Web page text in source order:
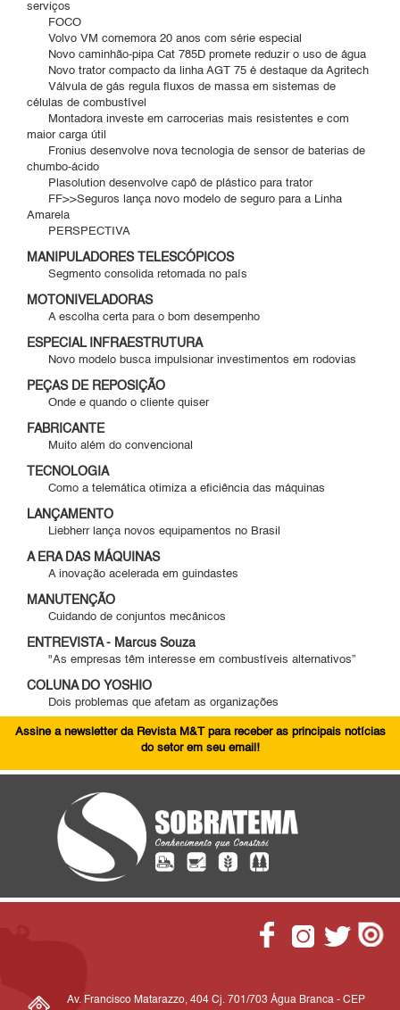
serviços
FOCO
Volvo VM comemora 20 anos com série especial
Novo caminhão-pipa Cat 785D promete reduzir o uso de água
Novo trator compacto da linha AGT 75 é destaque da Agritech
Válvula de gás regula fluxos de massa em sistemas de
células de combustível
Montadora investe em carrocerias mais resistentes e com
maior carga útil
Fronius desenvolve nova tecnologia de sensor de baterias de
chumbo-ácido
Plasolution desenvolve capô de plástico para trator
FF>>Seguros lança novo modelo de seguro para a Linha
Amarela
PERSPECTIVA
MANIPULADORES TELESCÓPICOS
Segmento consolida retomada no país
MOTONIVELADORAS
A escolha certa para o bom desempenho
ESPECIAL INFRAESTRUTURA
Novo modelo busca impulsionar investimentos em rodovias
PEÇAS DE REPOSIÇÃO
Onde e quando o cliente quiser
FABRICANTE
Muito além do convencional
TECNOLOGIA
Como a telemática otimiza a eficiência das máquinas
LANÇAMENTO
Liebherr lança novos equipamentos no Brasil
A ERA DAS MÁQUINAS
A inovação acelerada em guindastes
MANUTENÇÃO
Cuidando de conjuntos mecânicos
ENTREVISTA - Marcus Souza
"As empresas têm interesse em combustíveis alternativos”
COLUNA DO YOSHIO
Dois problemas que afetam as organizações
Assine a newsletter da Revista M&T para receber as principais notícias
do setor em seu email!
Av. Francisco Matarazzo, 404 Cj. 701/703 Água Branca - CEP